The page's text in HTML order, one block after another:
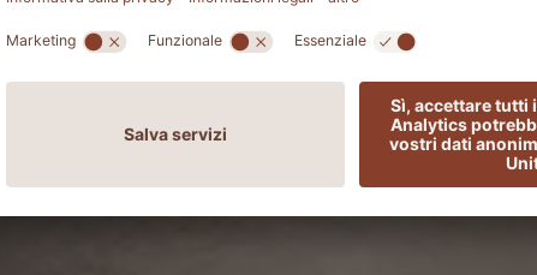
SGUARDO DIETRO LE